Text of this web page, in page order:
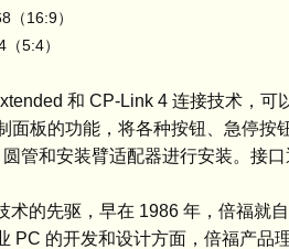
（16:9）
5:4）
和 CP-Link 4 连接技术，
面板的功能，将各种按钮、急停按
管和安装臂适配器进行安装。接
术的先驱，早在 1986 年，倍福就
PC 的开发和设计方面，倍福产